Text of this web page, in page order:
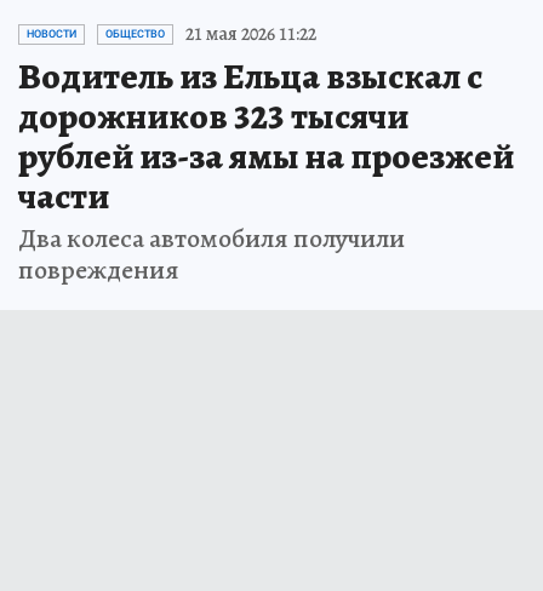
НОВОСТИ ОБЩЕСТВО 21 мая 2026 11:22
Водитель из Ельца взыскал с
дорожников 323 тысячи
рублей из-за ямы на проезжей
части
Два колеса автомобиля получили
повреждения